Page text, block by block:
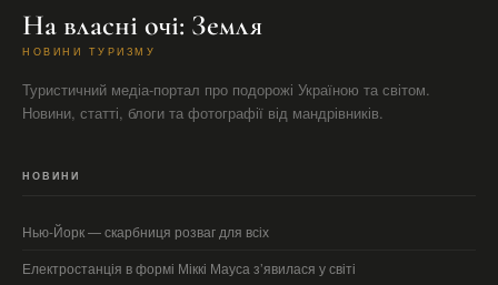
На власні очі: Земля
НОВИНИ ТУРИЗМУ
Туристичний медіа-портал про подорожі Україною та світом.
Новини, статті, блоги та фотографії від мандрівників.
НОВИНИ
Нью-Йорк — скарбниця розваг для всіх
Електростанція в формі Міккі Мауса з’явилася у світі